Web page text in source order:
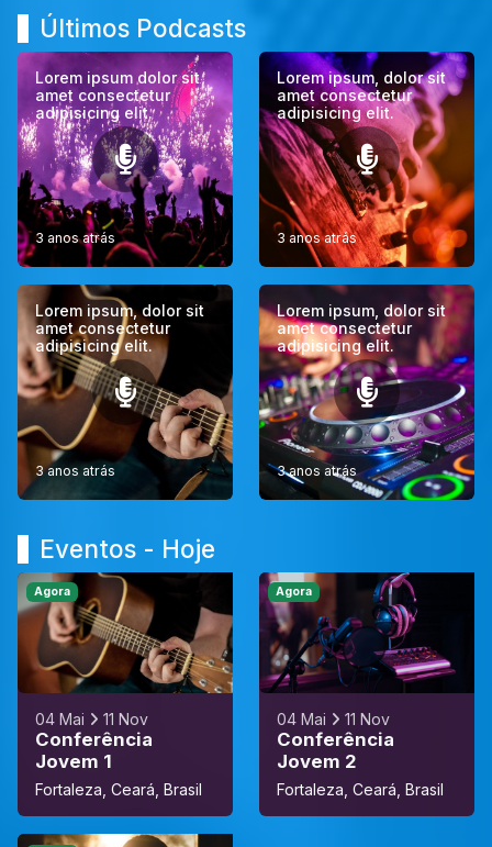
Últimos Podcasts
Lorem ipsum dolor sit
amet consectetur
adipisicing elit.
3 anos atrás
Lorem ipsum, dolor sit
amet consectetur
adipisicing elit.
3 anos atrás
Lorem ipsum, dolor sit
amet consectetur
adipisicing elit.
3 anos atrás
Lorem ipsum, dolor sit
amet consectetur
adipisicing elit.
3 anos atrás
Eventos - Hoje
04 Mai 11 Nov
Conferência
Jovem 1
Fortaleza, Ceará, Brasil
Agora
04 Mai 11 Nov
Conferência
Jovem 2
Fortaleza, Ceará, Brasil
Agora